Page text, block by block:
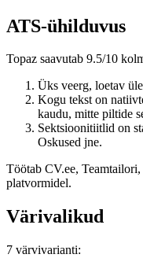
ATS-ühilduvus
Topaz saavutab 9.5/10
Üks veerg, loetav
Kogu tekst on
kaudu, mitte piltide
Sektsioonitiitlid on
Oskused jne.
Töötab CV.ee,
platvormidel.
Värivalikud
7 värvivarianti: